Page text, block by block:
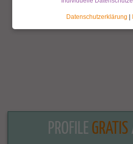
PROFILE GRATIS
Datenschutzerklärung